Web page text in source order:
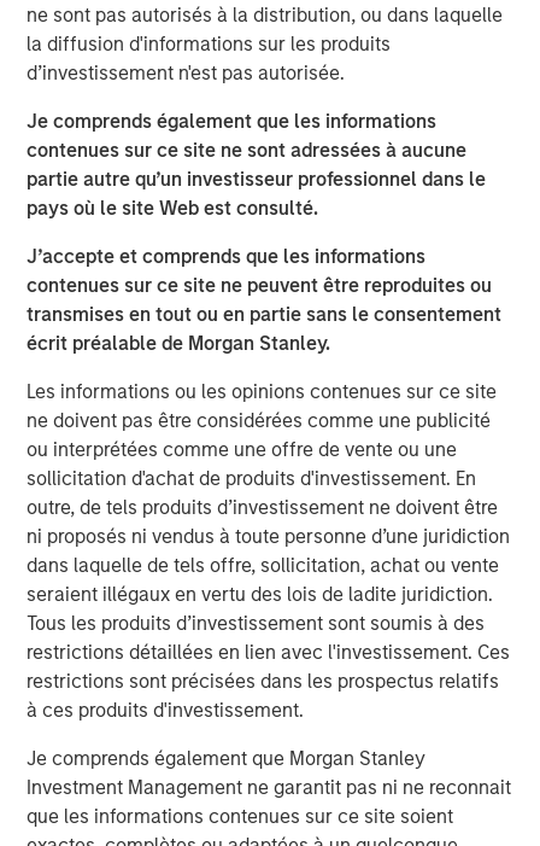
ne sont pas autorisés à la distribution, ou dans laquelle
la diffusion d'informations sur les produits
d’investissement n'est pas autorisée.
Je comprends également que les informations
contenues sur ce site ne sont adressées à aucune
partie autre qu’un investisseur professionnel dans le
pays où le site Web est consulté.
J’accepte et comprends que les informations
contenues sur ce site ne peuvent être reproduites ou
transmises en tout ou en partie sans le consentement
écrit préalable de Morgan Stanley.
Les informations ou les opinions contenues sur ce site
ne doivent pas être considérées comme une publicité
ou interprétées comme une offre de vente ou une
sollicitation d'achat de produits d'investissement. En
outre, de tels produits d’investissement ne doivent être
ni proposés ni vendus à toute personne d’une juridiction
dans laquelle de tels offre, sollicitation, achat ou vente
seraient illégaux en vertu des lois de ladite juridiction.
Tous les produits d’investissement sont soumis à des
restrictions détaillées en lien avec l'investissement. Ces
restrictions sont précisées dans les prospectus relatifs
à ces produits d'investissement.
Je comprends également que Morgan Stanley
Investment Management ne garantit pas ni ne reconnait
que les informations contenues sur ce site soient
decarbonization is a core theme for 1GT and we are
honored to support Corvus in this next phase of the
Company’s compelling story.”
Founded in 2009 and headquartered in Bergen, Norway
since 2019, Corvus Energy is a global leader in low-
carbon maritime ESS. These advanced solutions power a
wide range of vessels – from ferries and offshore service
demanding maritime environments. By combining
advanced battery technology with intelligent energy
management systems, Corvus Energy may enable
vessels globally to achieve zero-emission and low-
emission operations.
“We are excited to welcome 1GT, Just Climate and J.
Lauritzen as we strengthen our ability to meet surging
global demand for zero-emission solutions in the
maritime space,” said Fredrik Witte, Chief Executive of
Corvus Energy. “Their support affirms Corvus’s position as
the market leader in maritime energy storage and
provides the capital and strategic support we need to
accelerate growth globally.”
Corvus Energy maintains one of the world’s largest
installed bases of maritime energy storage systems, with
America and Asia, delivering over 1,300 MWh of clean,
reliable power to a global fleet.